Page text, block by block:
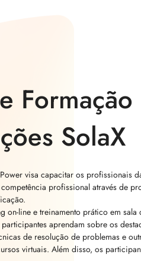
Formação
SolaX
visa capacitar os profissionais
profissional através de
on-line e treinamento prático em sala
aprendam sobre os
de resolução de problemas e
virtuais. Além disso, os